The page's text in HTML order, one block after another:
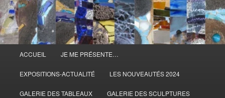
ACCUEIL JE ME PRÉSENTE…
EXPOSITIONS-ACTUALITÉ LES NOUVEAUTÉS 2024
GALERIE DES TABLEAUX GALERIE DES SCULPTURES